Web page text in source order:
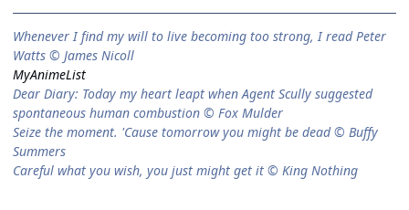
When­ever I find my will to live be­com­ing too strong, I read Peter
Watts © James Nicoll
MyAnimeList
Dear Diary: Today my heart leapt when Agent Scully suggested
spontaneous human combustion © Fox Mulder
Seize the moment. 'Cause tomorrow you might be dead © Buffy
Summers
Careful what you wish, you just might get it © King Nothing